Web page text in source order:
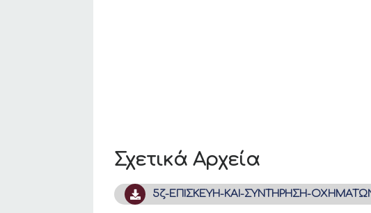
Σχετικά Αρχεία
5ζ-ΕΠΙΣΚΕΥΗ-ΚΑΙ-ΣΥΝΤΗΡΗΣΗ-